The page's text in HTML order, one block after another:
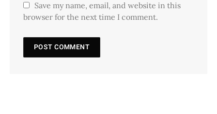
Save my name, email, and website in this
browser for the next time I comment.